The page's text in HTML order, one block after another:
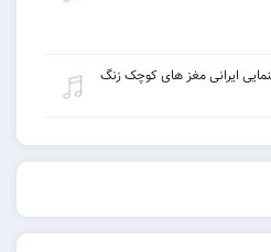
ایرانی مغز های کوچک زنگ